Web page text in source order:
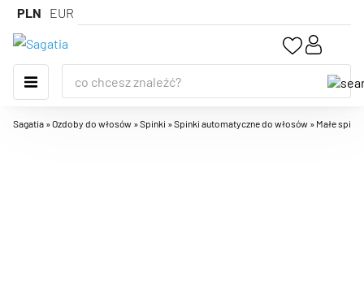
PLN EUR
Sagatia »Ozdoby do włosów »Spinki »Spinki automatyczne do włosów » Małe